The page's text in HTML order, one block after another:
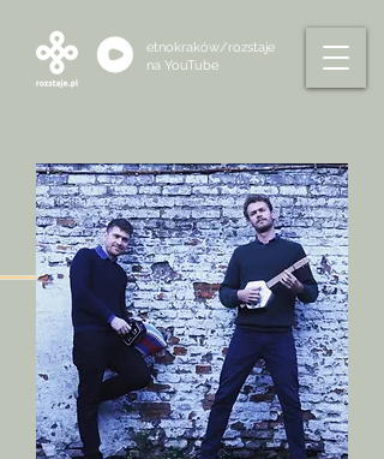
etnokraków/rozstaje
na YouTube